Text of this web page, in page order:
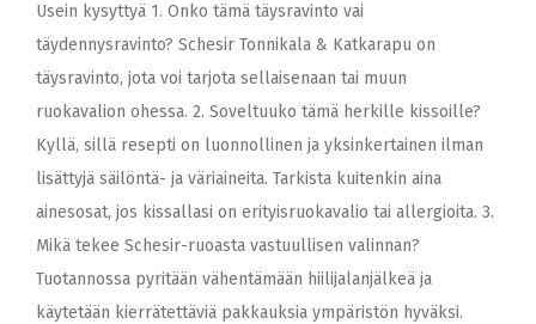
Usein kysyttyä 1. Onko tämä täysravinto vai
täydennysravinto? Schesir Tonnikala & Katkarapu on
täysravinto, jota voi tarjota sellaisenaan tai muun
ruokavalion ohessa. 2. Soveltuuko tämä herkille kissoille?
Kyllä, sillä resepti on luonnollinen ja yksinkertainen ilman
lisättyjä säilöntä- ja väriaineita. Tarkista kuitenkin aina
ainesosat, jos kissallasi on erityisruokavalio tai allergioita. 3.
Mikä tekee Schesir-ruoasta vastuullisen valinnan?
Tuotannossa pyritään vähentämään hiilijalanjälkeä ja
käytetään kierrätettäviä pakkauksia ympäristön hyväksi.